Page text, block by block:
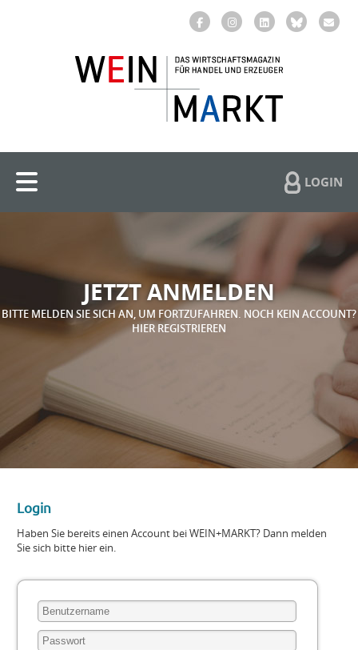
LOGIN
JETZT ANMELDEN
BITTE MELDEN SIE SICH AN, UM FORTZUFAHREN. NOCH KEIN ACCOUNT?
HIER REGISTRIEREN
Login
Haben Sie bereits einen Account bei WEIN+MARKT? Dann melden
Sie sich bitte hier ein.